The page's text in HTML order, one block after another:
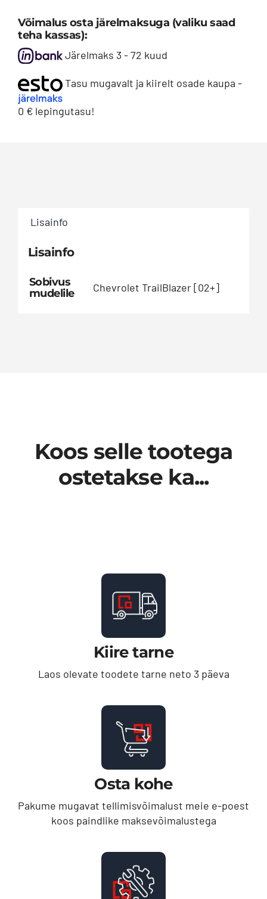
kapotikaitse
kogus
Võimalus osta järelmaksuga (valiku saad
teha kassas):
Järelmaks 3 - 72 kuud
Tasu mugavalt ja kiirelt osade kaupa -
0 € lepingutasu!
Lisainfo
Lisainfo
Sobivus
mudelile
Chevrolet TrailBlazer [02+]
Koos selle tootega
ostetakse ka...
Kiire tarne
Laos olevate toodete tarne neto 3 päeva
Osta kohe
Pakume mugavat tellimisvõimalust meie e-poest
koos paindlike maksevõimalustega